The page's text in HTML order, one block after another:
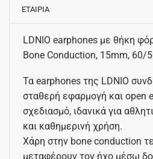
ΕΤΑΙΡΙΑ
LDNIO earphones με θήκη
Bone Conduction, 15mm, 60/
Τα earphones της LDNIO
σταθερή εφαρμογή και open
σχεδιασμό, ιδανικά για
και καθημερινή χρήση.
Χάρη στην bone conduction
μεταφέρουν τον ήχο μέσω